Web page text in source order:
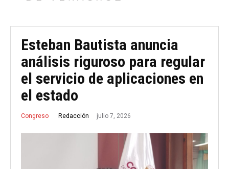
Esteban Bautista anuncia
análisis riguroso para regular
el servicio de aplicaciones en
el estado
Congreso Redacción julio 7, 2026